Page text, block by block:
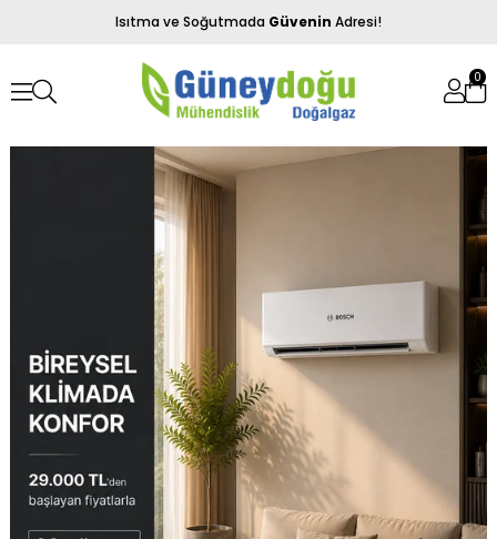
Isıtma ve Soğutmada Güvenin Adresi!
0